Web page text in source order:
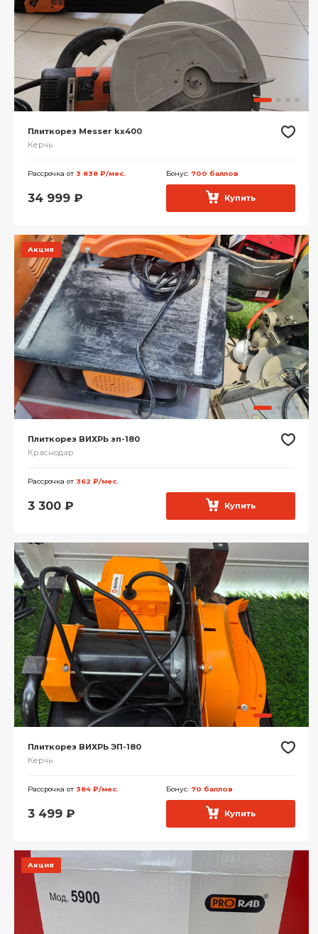
Плиткорез Messer kx400
Керчь
Рассрочка от 3 838 ₽/мес. Бонус: 700 баллов
34 999 ₽ Купить
Акция
Плиткорез ВИХРЬ зп-180
Краснодар
Рассрочка от 362 ₽/мес.
3 300 ₽ Купить
Плиткорез ВИХРЬ ЭП-180
Керчь
Рассрочка от 384 ₽/мес. Бонус: 70 баллов
3 499 ₽ Купить
Акция